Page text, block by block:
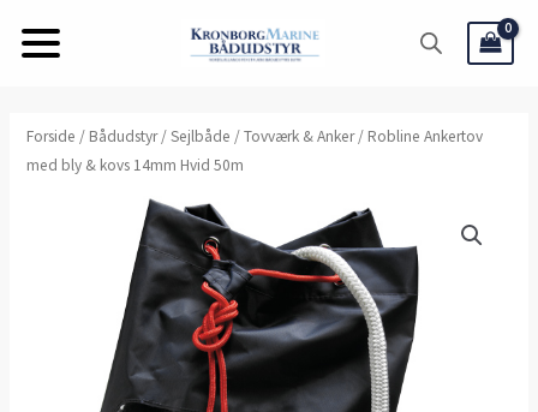
Forside / Bådudstyr/Sejlbåde /Tovværk & Anker/ Robline Ankertov
med bly & kovs 14mm Hvid 50m